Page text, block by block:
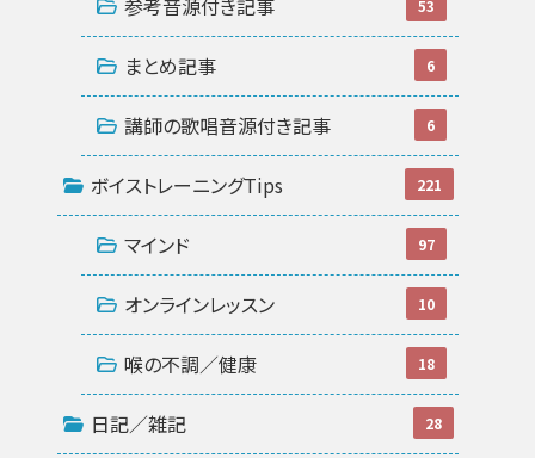
53
まとめ記事 6
講師の歌唱音源付き記事 6
ボイストレーニングTips 221
マインド 97
オンラインレッスン 10
喉の不調／健康 18
日記／雑記 28